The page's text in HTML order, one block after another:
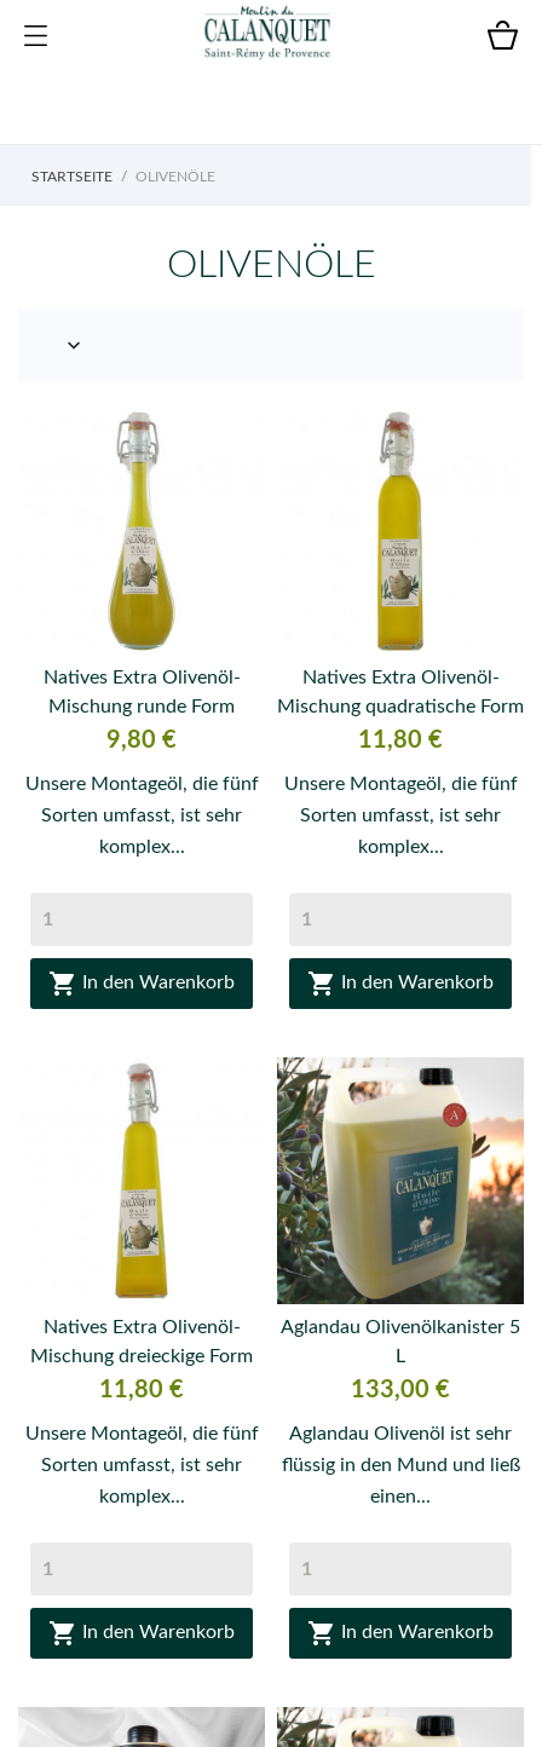
STARTSEITE OLIVENÖLE
OLIVENÖLE

Natives Extra Olivenöl-
Mischung runde Form
Flasche 120 ml
Preis
9,80 €
Unsere Montageöl, die fünf
Sorten umfasst, ist sehr
komplex...
 In den Warenkorb
Natives Extra Olivenöl-
Mischung quadratische Form
Flasche 120 ml
Preis
11,80 €
Unsere Montageöl, die fünf
Sorten umfasst, ist sehr
komplex...
 In den Warenkorb
Natives Extra Olivenöl-
Mischung dreieckige Form
Flasche 120 ml
Preis
11,80 €
Unsere Montageöl, die fünf
Sorten umfasst, ist sehr
komplex...
 In den Warenkorb
Aglandau Olivenölkanister 5
L
Preis
133,00 €
Aglandau Olivenöl ist sehr
flüssig in den Mund und ließ
einen...
 In den Warenkorb